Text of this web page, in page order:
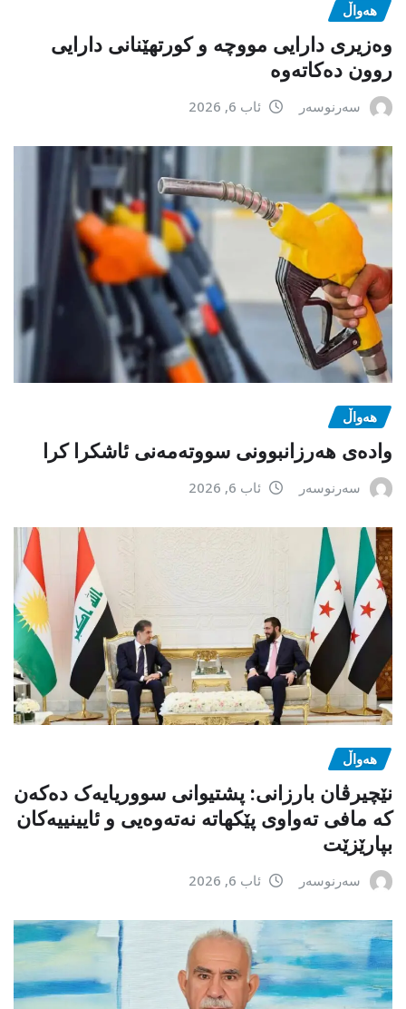
هەواڵ
وەزیری دارایی مووچە و کورتهێنانی دارایی
روون دەکاتەوە
سەرنوسەر ئاب 6, 2026
هەواڵ
وادەی هەرزانبوونی سووتەمەنی ئاشکرا کرا
سەرنوسەر ئاب 6, 2026
هەواڵ
نێچیرڤان بارزانی: پشتیوانی سووریایەک دەکەن
کە مافی تەواوی پێکهاتە نەتەوەیی و ئایینییەکان
بپارێزێت
سەرنوسەر ئاب 6, 2026